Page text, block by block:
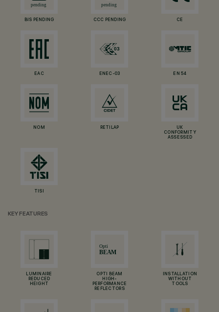
BIS PENDING CCC PENDING CE
EAC ENEC-03 EN 54
NOM RETILAP
UK
CONFORMITY
ASSESSED
TISI
KEY FEATURES
LUMINAIRE
REDUCED
HEIGHT
OPTI BEAM
HIGH-
PERFORMANCE
REFLECTORS
INSTALLATION
WITHOUT
TOOLS